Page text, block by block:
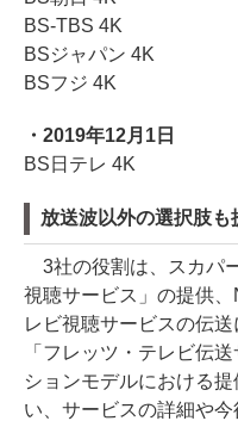
BS-TBS 4K
BSジャパン 4K
BSフジ 4K
・2019年12月1日
BS日テレ 4K
放送波以外の選択肢
3社の役割は、スカパ
視聴サービス」の提供
レビ視聴サービスの伝
「フレッツ・テレビ伝
ションモデルにおける
い、サービスの詳細や今